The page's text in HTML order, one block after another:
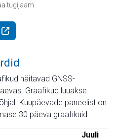
tugijaam
näitavad GNSS-
Graafikud luuakse
Kuupäevade paneelist on
30 päeva graafikuid.
Juuli